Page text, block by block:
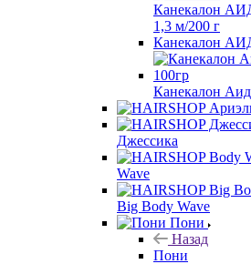
Канекалон
1,3 м/200 г
Канекалон
Канекалон
Джессика
Wave
Big Body Wave
Пони
Назад
Пони